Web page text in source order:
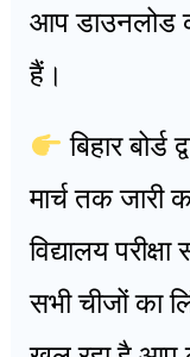
आप डाउनलोड
हैं।
बिहार
मार्च तक जारी
विद्यालय
सभी चीजों का